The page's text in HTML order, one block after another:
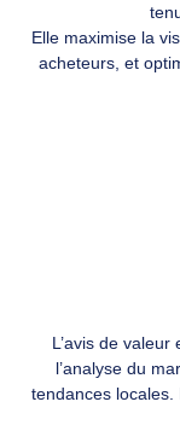
Elle maximise la
acheteurs, et
L’avis de
l’analyse du
tendances